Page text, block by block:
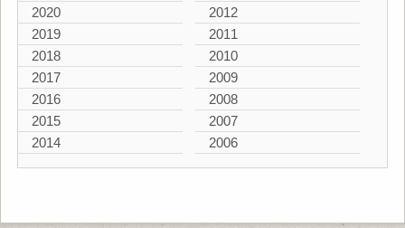
2020
2019
2018
2017
2016
2015
2014
2012
2011
2010
2009
2008
2007
2006